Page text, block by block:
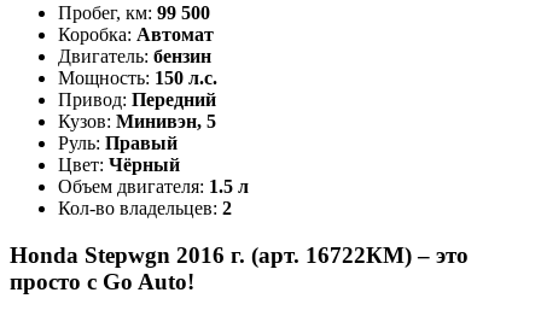
Пробег, км: 99 500
Коробка: Автомат
Двигатель: бензин
Мощность: 150 л.с.
Привод: Передний
Кузов: Минивэн, 5
Руль: Правый
Цвет: Чёрный
Объем двигателя: 1.5 л
Кол-во владельцев: 2
Honda Stepwgn 2016 г. (арт. 16722КМ) – это
просто с Go Auto!